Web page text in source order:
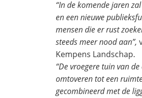
“In de komende jaren
en een nieuwe
mensen die er rust
steeds meer nood aan”,
Kempens Landschap.
“De vroegere tuin van
omtoveren tot een
gecombineerd met de